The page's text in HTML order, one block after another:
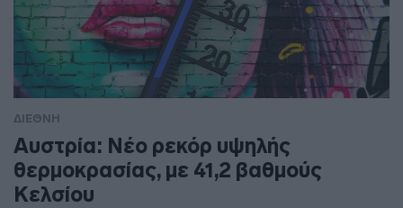
ΔΙΕΘΝΗ
Αυστρία: Νέο ρεκόρ υψηλής
θερμοκρασίας, με 41,2 βαθμούς
Κελσίου